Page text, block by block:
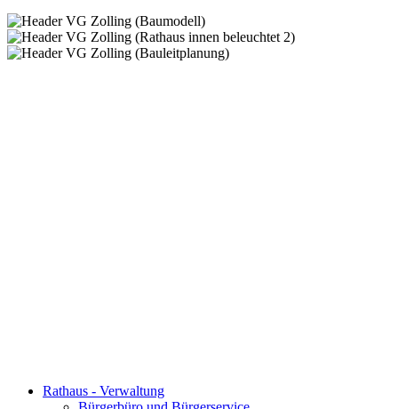
Rathaus - Verwaltung